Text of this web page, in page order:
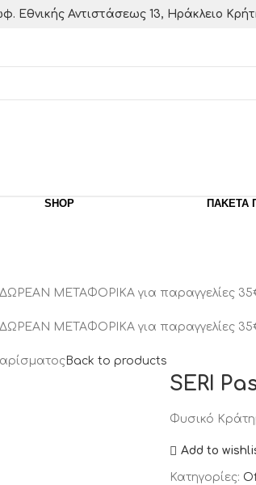
Εθνικής Αντιστάσεως 13, Ηράκλειο
SHOP ΠΑΚΈΤΑ
ΔΩΡΕΑΝ ΜΕΤΑΦΟΡΙΚΑ για παραγγελίες
ΔΩΡΕΑΝ ΜΕΤΑΦΟΡΙΚΑ για παραγγελίες
Back to products
SERI
Φυσικό
Add to
Κατηγορίες: